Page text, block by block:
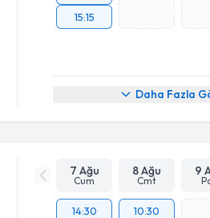
15:15
Daha Fazla
7 Ağu
Cum
8 Ağu
Cmt
9
14:30
10:30